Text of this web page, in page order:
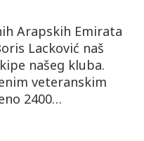
Arapskih Emirata
Lacković naš
našeg kluba.
veteranskim
2400…